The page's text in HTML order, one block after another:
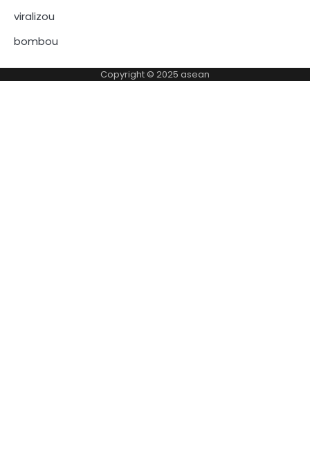
viralizou
bombou
Copyright © 2025 asean